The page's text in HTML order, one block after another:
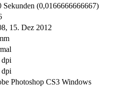
Sekunden (0,0166666666667)
15. Dez 2012
dpi
dpi
Photoshop CS3 Windows